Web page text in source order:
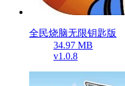
全民烧脑无限钥匙版
34.97 MB
v1.0.8